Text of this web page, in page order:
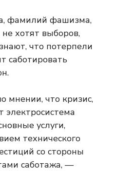
фамилий фашизма,
хотят выборов,
что потерпели
саботировать
мнении, что кризис,
электросистема
услуги,
технического
со стороны
саботажа, —